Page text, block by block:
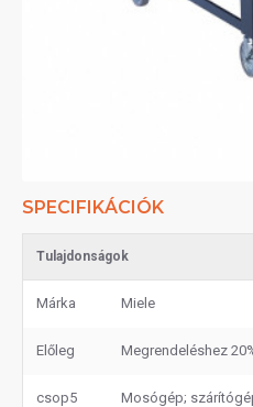
SPECIFIKÁCIÓK
Tulajdonságok
Márka Miele
Előleg Megrendeléshez
csop5 Mosógép;